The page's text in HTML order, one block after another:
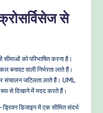
से
सीमाओं को परिभाषित करना है।
वाली निर्भरता लाते हैं।
संचालन जटिलता लाते हैं। UML
से दिखाने में मदद करते हैं।
डिजाइन में एक सीमित संदर्भ